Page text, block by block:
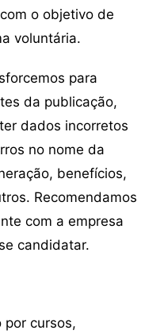
o objetivo de
voluntária.
para
da publicação,
dados incorretos
no nome da
benefícios,
Recomendamos
com a empresa
candidatar.
por cursos,